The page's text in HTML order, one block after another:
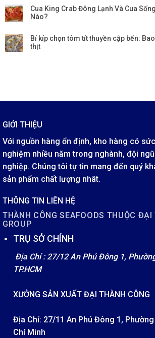
Cua King Crab Đông Lạnh Và Cua
Nào?
Bí kíp chọn tôm tít thuyền cập bến:
thịt
GIỚI THIỆU
Với nguồn hàng ổn định, kho hàng có
nghiệm nhiều năm trong nghành, đội
nghiệp. Chúng tôi tự tin mang đến quý
sản phẩm chất lượng nhât.
THÔNG TIN LIÊN HỆ
THÀNH CÔNG SEAFOODS THUỘC ĐẠI
GROUP
TRỤ SỞ CHÍNH
Địa Chỉ : 27/12 An Phú Đông 1,
TP.HCM
XƯỞNG SẢN XUẤT ĐẠI THÀNH CÔNG
Địa Chỉ: 27/11 An Phú Đông 1,
Chí Minh